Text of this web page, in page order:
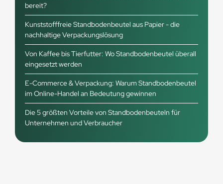
bereit?
Kunststofffreie Standbodenbeutel aus Papier - die
nachhaltige Verpackungslösung
Von Kaffee bis Tierfutter: Wo Standbodenbeutel überall
eingesetzt werden
E-Commerce & Verpackung: Warum Standbodenbeutel
im Online-Handel an Bedeutung gewinnen
Die 5 größten Vorteile von Standbodenbeuteln für
Unternehmen und Verbraucher